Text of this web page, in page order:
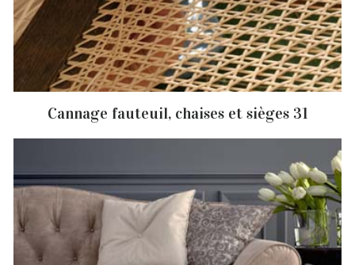
Cannage fauteuil, chaises et sièges 31